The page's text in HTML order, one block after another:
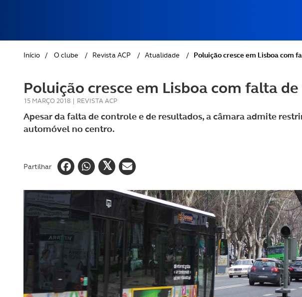
GOLFE
AUTOCARAVANISMO
Início / O clube / Revista ACP / Atualidade / Poluição cresce em Lisboa com
Poluição cresce em Lisboa com falta
15 MARÇO 2018 | REVISTA ACP
Apesar da falta de controle e de resultados, a câmara admite
automóvel no centro.
Partilhar